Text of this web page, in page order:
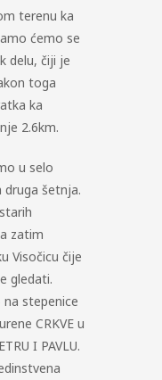
terenu ka
ćemo se
delu, čiji je
toga
ka
2.6km.
u selo
druga šetnja.
zatim
Visočicu čije
gledati.
stepenice
CRKVE u
I PAVLU.